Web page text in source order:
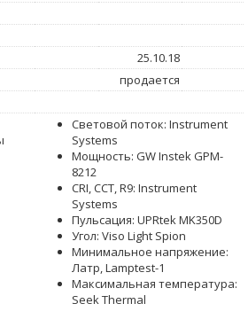
25.10.18
продается
Световой поток: Instrument
Systems
Мощность: GW Instek GPM-
8212
CRI, CCT, R9: Instrument
Systems
Пульсация: UPRtek MK350D
Угол: Viso Light Spion
Минимальное напряжение:
Латр, Lamptest-1
Максимальная температура:
Seek Thermal